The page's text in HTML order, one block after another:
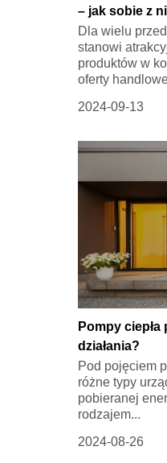
– jak sobie z
Dla wielu
stanowi
produktów w
oferty
2024-09-13
Pompy
działania?
Pod pojęciem
różne typy
pobieranej
rodzajem...
2024-08-26